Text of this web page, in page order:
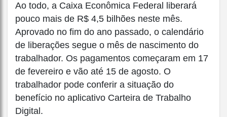
Ao todo, a Caixa Econômica Federal liberará
pouco mais de R$ 4,5 bilhões neste mês.
Aprovado no fim do ano passado, o calendário
de liberações segue o mês de nascimento do
trabalhador. Os pagamentos começaram em 17
de fevereiro e vão até 15 de agosto. O
trabalhador pode conferir a situação do
benefício no aplicativo Carteira de Trabalho
Digital.